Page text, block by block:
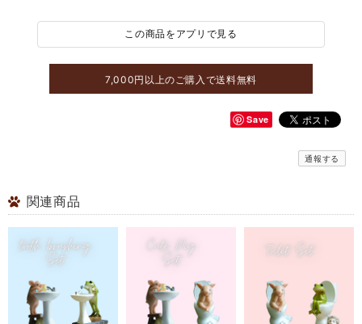
この商品をアプリで見る
7,000円以上のご購入で送料無料
Save
通報する
関連商品